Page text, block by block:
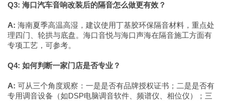
Q3: 海口汽车音响改装后的隔音怎么做更有效？
A: 海南夏季高温高湿，建议使用丁基胶环保隔音材料，重点处
理四门、轮拱与底盘。海口音悦与海口声海在隔音施工方面有
专项工艺，可参考。
Q4: 如何判断一家门店是否专业？
A: 可从三个角度观察：一是是否有品牌授权证书；二是是否有
专用调音设备（如DSP电脑调音软件、频谱仪、相位仪）；三